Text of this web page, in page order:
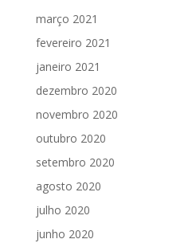
março 2021
fevereiro 2021
janeiro 2021
dezembro 2020
novembro 2020
outubro 2020
setembro 2020
agosto 2020
julho 2020
junho 2020